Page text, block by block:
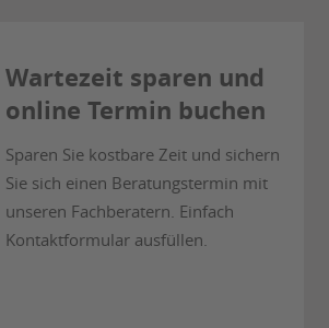
Wartezeit sparen und
online Termin buchen
Sparen Sie kostbare Zeit und sichern
Sie sich einen Beratungstermin mit
unseren Fachberatern. Einfach
Kontaktformular ausfüllen.